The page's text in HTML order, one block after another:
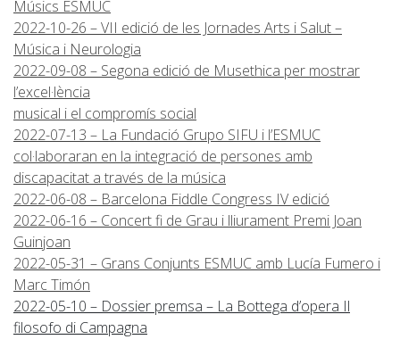
Músics ESMUC
2022-10-26 – VII edició de les Jornades Arts i Salut –
Música i Neurologia
2022-09-08 – Segona edició de Musethica per mostrar
l’excel·lència
musical i el compromís social
2022-07-13 – La Fundació Grupo SIFU i l’ESMUC
col·laboraran en la integració de persones amb
discapacitat a través de la música
2022-06-08 – Barcelona Fiddle Congress IV edició
2022-06-16 – Concert fi de Grau i lliurament Premi Joan
Guinjoan
2022-05-31 – Grans Conjunts ESMUC amb Lucía Fumero i
Marc Timón
2022-05-10 – Dossier premsa – La Bottega d’opera Il
filosofo di Campagna